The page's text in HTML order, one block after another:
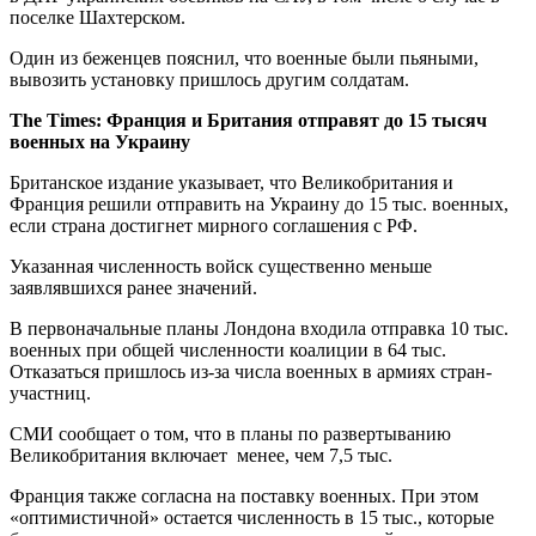
поселке Шахтерском.
Один из беженцев пояснил, что военные были пьяными,
вывозить установку пришлось другим солдатам.
The Times: Франция и Британия отправят до 15 тысяч
военных на Украину
Британское издание указывает, что Великобритания и
Франция решили отправить на Украину до 15 тыс. военных,
если страна достигнет мирного соглашения с РФ.
Указанная численность войск существенно меньше
заявлявшихся ранее значений.
В первоначальные планы Лондона входила отправка 10 тыс.
военных при общей численности коалиции в 64 тыс.
Отказаться пришлось из-за числа военных в армиях стран-
участниц.
СМИ сообщает о том, что в планы по развертыванию
Великобритания включает менее, чем 7,5 тыс.
Франция также согласна на поставку военных. При этом
«оптимистичной» остается численность в 15 тыс., которые